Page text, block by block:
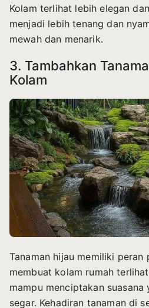
Kolam terlihat lebih elegan
menjadi lebih tenang dan
mewah dan menarik.
3. Tambahkan
Kolam
Tanaman hijau memiliki peran
membuat kolam rumah
mampu menciptakan suasana
segar. Kehadiran tanaman di